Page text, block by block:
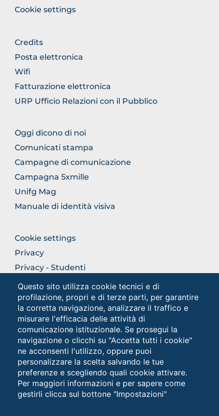
Questo sito utilizza cookie tecnici e di
profilazione, propri e di terze parti, per garantire
la corretta navigazione, analizzare il traffico e
misurare l'efficacia delle attività di
comunicazione istituzionale. Se prosegui la
navigazione o clicchi su "Accetta tutti i cookie"
ne acconsenti l'utilizzo, oppure puoi
personalizzare la scelta salvando le tue
preferenze e scegliendo quali cookie attivare.
Per maggiori informazioni e per sapere come
gestirli clicca sul bottone "Impostazioni"
Cookie settings
FOOTER
GENERICO
Credits
Posta elettronica
Wifi
Fatturazione elettronica
URP Ufficio Relazioni con il Pubblico
FOOTER
COMUNICAZIONE
Oggi dicono di noi
Comunicati stampa
Campagne di comunicazione
Campagna 5xmille
Unifg Mag
Manuale di identità visiva
FOOTER
COLONNA
DESTRA
Cookie settings
Privacy
Privacy - Studenti
Social
Università degli Studi di Foggia • Via A.Gramsci 89/91 •